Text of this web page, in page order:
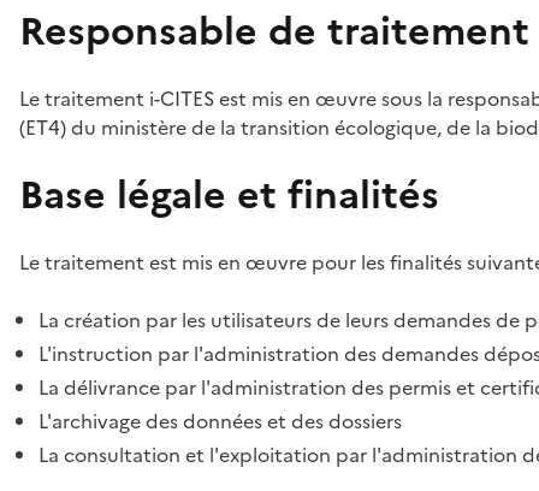
Responsable de traitement
Le traitement i-CITES est mis en œuvre sous la
(ET4) du ministère de la transition écologique, de la
Base légale et finalités
Le traitement est mis en œuvre pour les finalités
La création par les utilisateurs de leurs demandes
L'instruction par l'administration des demandes
La délivrance par l'administration des permis et
L'archivage des données et des dossiers
La consultation et l'exploitation par l'administration